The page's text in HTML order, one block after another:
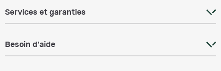
Services et garanties
Besoin d'aide